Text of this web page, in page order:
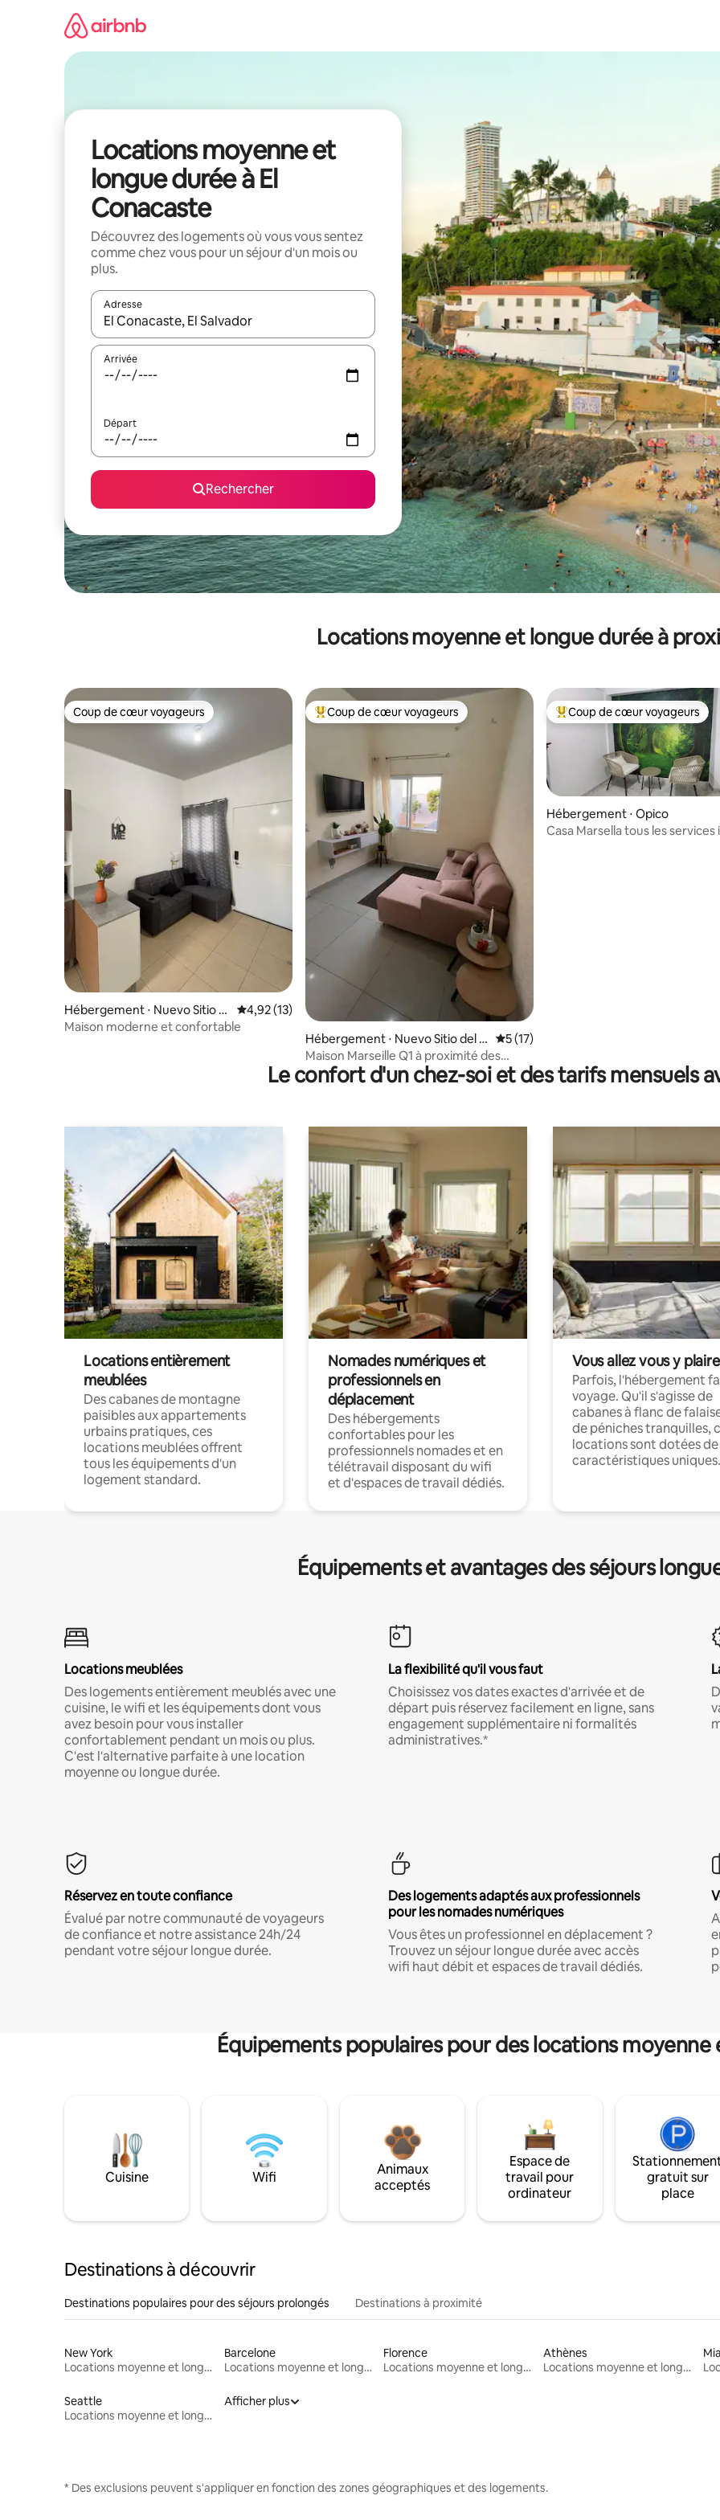
Locations moyenne et
longue durée à El
Conacaste
Découvrez des logements où vous vous sentez
comme chez vous pour un séjour d'un mois ou
plus.
Adresse
Lorsque les résultats s'affichent, utilisez les flèches vers le haut et vers le bas pour les parcourir ou en appuyant et en
Arrivée
Départ
Rechercher
Locations moyenne et longue durée à
Coup de cœur voyageurs
Coup de cœur voyageurs
Hébergement ⋅ Nuevo Sitio d
el Nino
Évaluation moyenne sur la base de 13 commentaires : 4,92 sur 5
4,92 (13)
Maison moderne et confortable
Coups de cœur voyageurs les plus appréciés
Coup de cœur voyageurs
Hébergement ⋅ Nuevo Sitio del N
ino
Évaluation moyenne sur la base de 17
5 (17)
Maison Marseille Q1 à proximité des
courts et de la piscine
Coups de cœur voyageurs les
Coup de cœur voyageurs
Hébergement ⋅ Opico
Casa Marsella tous les services
Le confort d'un chez-soi et des tarifs mensuels
Locations entièrement
meublées
Des cabanes de montagne
paisibles aux appartements
urbains pratiques, ces
locations meublées offrent
tous les équipements d'un
logement standard.
Nomades numériques et
professionnels en
déplacement
Des hébergements
confortables pour les
professionnels nomades et en
télétravail disposant du wifi
et d'espaces de travail dédiés.
Vous allez vous y plaire
Parfois, l'hébergement
voyage. Qu'il s'agisse de
cabanes à flanc de
de péniches tranquilles,
locations sont dotées de
caractéristiques uniques.
Équipements et avantages des séjours
Locations meublées
Des logements entièrement meublés avec une
cuisine, le wifi et les équipements dont vous
avez besoin pour vous installer
confortablement pendant un mois ou plus.
C'est l'alternative parfaite à une location
moyenne ou longue durée.
La flexibilité qu'il vous faut
Choisissez vos dates exactes d'arrivée et de
départ puis réservez facilement en ligne, sans
engagement supplémentaire ni formalités
administratives.*
Réservez en toute confiance
Évalué par notre communauté de voyageurs
de confiance et notre assistance 24h/24
pendant votre séjour longue durée.
Des logements adaptés aux professionnels
pour les nomades numériques
Vous êtes un professionnel en déplacement ?
Trouvez un séjour longue durée avec accès
wifi haut débit et espaces de travail dédiés.
Équipements populaires pour des locations
Cuisine Wifi
Animaux
acceptés
Espace de
travail pour
ordinateur
gratuit sur
place
Destinations à découvrir
Destinations populaires pour des séjours prolongés Destinations à proximité
New York
Locations moyenne et longue durée
Barcelone
Locations moyenne et longue durée
Florence
Locations moyenne et longue durée
Athènes
Locations moyenne et longue durée
Seattle
Locations moyenne et longue durée
Afficher plus
* Des exclusions peuvent s'appliquer en fonction des zones géographiques et des logements.